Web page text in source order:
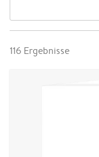
116 Ergebnisse